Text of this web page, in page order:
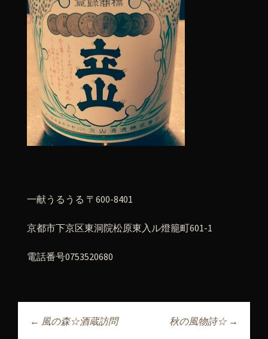
一献うるうる 〒600-8401
京都市下京区東洞院松原東入ル燈籠町601-1
電話番号0753520680
← 風の森☆酒蔵訪問 秋の風物詩☆ →